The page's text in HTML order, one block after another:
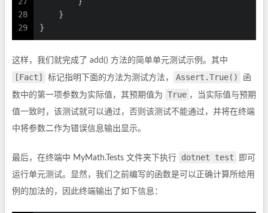
28
29
    }
}
这样，我们就完成了 add() 方法的简单单元测试示例。其中
[Fact] 标记指明下面的方法为测试方法， Assert.True() 函
数中的第一项参数为实际值，其预期值为 True ，当实际值与预期
值一致时，该测试就可以通过，否则该测试不能通过，并将在终端
中将参数二作为错误信息输出显示。
最后，在终端中 MyMath.Tests 文件夹下执行 dotnet test
即可
运行单元测试。显然，我们之前编写的函数是可以正确计算所给用
例的加法的，因此终端输出了如下信息：